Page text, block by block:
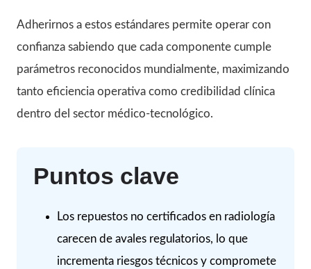
Adherirnos a estos estándares permite operar con
confianza sabiendo que cada componente cumple
parámetros reconocidos mundialmente, maximizando
tanto eficiencia operativa como credibilidad clínica
dentro del sector médico-tecnológico.
Puntos clave
Los repuestos no certificados en radiología
carecen de avales regulatorios, lo que
incrementa riesgos técnicos y compromete